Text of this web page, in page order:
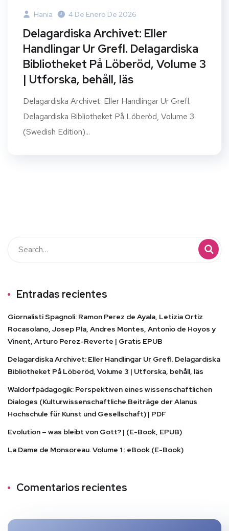
Hania 4 De Enero De 2026
Delagardiska Archivet: Eller
Handlingar Ur Grefl. Delagardiska
Bibliotheket På Löberöd, Volume 3
| Utforska, behåll, läs
Delagardiska Archivet: Eller Handlingar Ur Grefl.
Delagardiska Bibliotheket På Löberöd, Volume 3
(Swedish Edition)...
Entradas recientes
Giornalisti Spagnoli: Ramon Perez de Ayala, Letizia Ortiz
Rocasolano, Josep Pla, Andres Montes, Antonio de Hoyos y
Vinent, Arturo Perez-Reverte | Gratis EPUB
Delagardiska Archivet: Eller Handlingar Ur Grefl. Delagardiska
Bibliotheket På Löberöd, Volume 3 | Utforska, behåll, läs
Waldorfpädagogik: Perspektiven eines wissenschaftlichen
Dialoges (Kulturwissenschaftliche Beiträge der Alanus
Hochschule für Kunst und Gesellschaft) | PDF
Evolution – was bleibt von Gott? | (E-Book, EPUB)
La Dame de Monsoreau. Volume 1 : eBook (E-Book)
Comentarios recientes